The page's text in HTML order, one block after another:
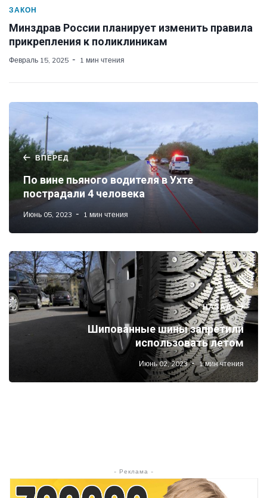
ЗАКОН
Минздрав России планирует изменить правила
прикрепления к поликлиникам
Февраль 15, 2025 1 мин чтения
ВПЕРЕД
По вине пьяного водителя в Ухте
пострадали 4 человека
Июнь 05, 2023 1 мин чтения
НАЗАД
Шипованные шины запретили
использовать летом
Июнь 02, 2023 1 мин чтения
- Реклама -